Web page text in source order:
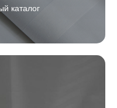
каталог